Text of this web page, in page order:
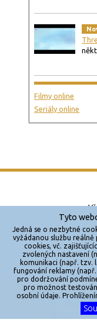
Filmy online
Seriály online
Jakékoliv užití
Tyto
Jedná se o nezbytné
vyžádanou službu
cookies, vč.
zvolených nastavení
komunikaci (např. tzv.
fungování reklamy
pro dodržování
pro možnost
osobní údaje.